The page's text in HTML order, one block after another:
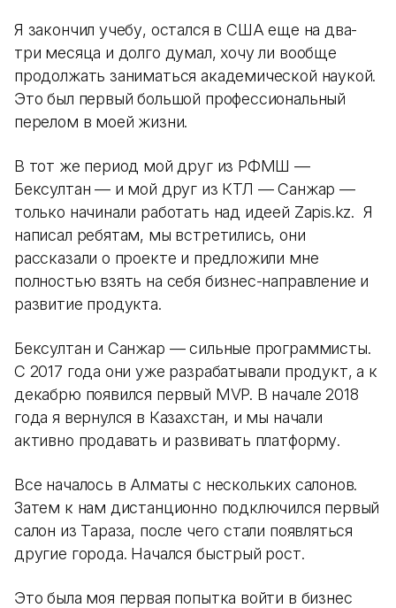
Я закончил учебу, остался в США еще на два-
три месяца и долго думал, хочу ли вообще
продолжать заниматься академической наукой.
Это был первый большой профессиональный
перелом в моей жизни.
В тот же период мой друг из РФМШ —
Бексултан — и мой друг из КТЛ — Санжар —
только начинали работать над идеей Zapis.kz. Я
написал ребятам, мы встретились, они
рассказали о проекте и предложили мне
полностью взять на себя бизнес-направление и
развитие продукта.
Бексултан и Санжар — сильные программисты.
С 2017 года они уже разрабатывали продукт, а к
декабрю появился первый MVP. В начале 2018
года я вернулся в Казахстан, и мы начали
активно продавать и развивать платформу.
Все началось в Алматы с нескольких салонов.
Затем к нам дистанционно подключился первый
салон из Тараза, после чего стали появляться
другие города. Начался быстрый рост.
Это была моя первая попытка войти в бизнес